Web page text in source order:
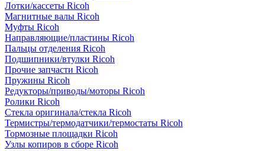
Лотки/кассеты Ricoh
Магнитные валы Ricoh
Муфты Ricoh
Направляющие/пластины Ricoh
Пальцы отделения Ricoh
Подшипники/втулки Ricoh
Прочие запчасти Ricoh
Пружины Ricoh
Редукторы/приводы/моторы Ricoh
Ролики Ricoh
Стекла оригинала/стекла Ricoh
Термистры/термодатчики/термостаты Ricoh
Тормозные площадки Ricoh
Узлы копиров в сборе Ricoh